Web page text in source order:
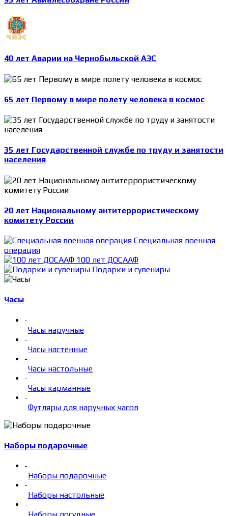
40 лет Аварии на Чернобыльской АЭС
65 лет Первому в мире полету человека в космос
35 лет Государственной службе по труду и занятости
населения
20 лет Национальному антитеррористическому
комитету России
Специальная военная
операция
100 лет ДОСААФ
Подарки и сувениры
Часы
-
Часы наручные
-
Часы настенные
-
Часы настольные
-
Часы карманные
-
Футляры для наручных часов
Наборы подарочные
-
Наборы подарочные
-
Наборы настольные
-